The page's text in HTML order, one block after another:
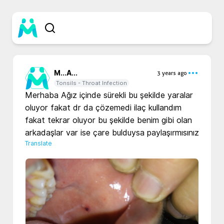
M...A...
3 years ago
Tonsils - Throat Infection
Merhaba Ağız içinde sürekli bu şekilde yaralar
oluyor fakat dr da çözemedi ilaç kullandım
fakat tekrar oluyor bu şekilde benim gibi olan
Translate